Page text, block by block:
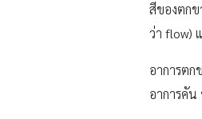
สีของตกข
ว่า flow)
อาการตก
อาการคั